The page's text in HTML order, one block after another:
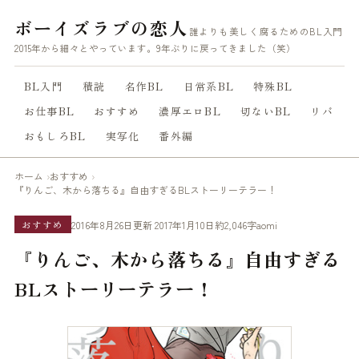
ボーイズラブの恋人 誰よりも美しく腐るためのBL入門
2015年から細々とやっています。9年ぶりに戻ってきました（笑）
BL入門 積読 名作BL 日常系BL
特殊BL
お仕事BL
おすすめ 濃厚エロBL 切ないBL
リバ
おもしろBL
実写化 番外編
ホーム おすすめ
『りんご、木から落ちる』自由すぎるBLストーリーテラー！
おすすめ 2016年8月26日 更新 2017年1月10日約2,046字aomi
『りんご、木から落ちる』自由すぎる
BLストーリーテラー！